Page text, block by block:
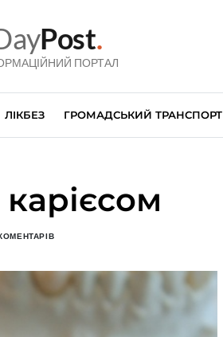
Post.
ПОРТАЛ
ЛІКБЕЗ ГРОМАДСЬКИЙ ТРАНСПОРТ